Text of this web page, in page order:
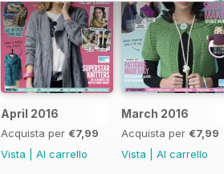
April 2016
Acquista per €7,99
Vista
Al carrello
March 2016
Acquista per €7,99
Vista
Al carrello